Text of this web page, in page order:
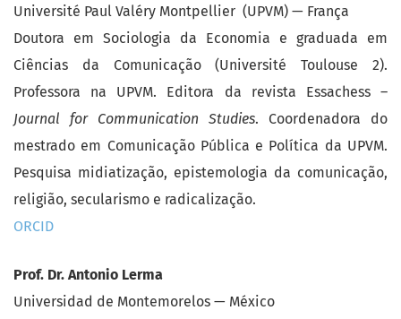
Université Paul Valéry Montpellier (UPVM) — França
Doutora em Sociologia da Economia e graduada em
Ciências da Comunicação (Université Toulouse 2).
Professora na UPVM. Editora da revista Essachess –
Journal for Communication Studies. Coordenadora do
mestrado em Comunicação Pública e Política da UPVM.
Pesquisa midiatização, epistemologia da comunicação,
religião, secularismo e radicalização.
ORCID
Prof. Dr. Antonio Lerma
Universidad de Montemorelos — México